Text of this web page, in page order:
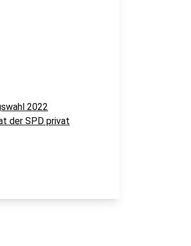
2022
der SPD privat